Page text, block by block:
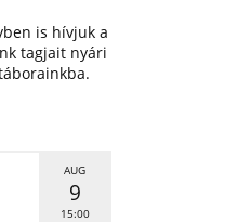
is hívjuk a
tagjait nyári
AUG
9
15:00